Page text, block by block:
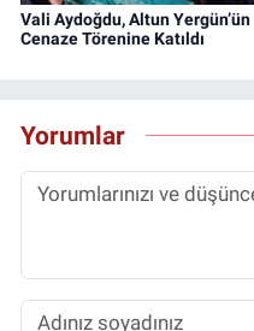
Vali Aydoğdu, Altun Yergün’ün
Cenaze Törenine Katıldı
Yorumlar